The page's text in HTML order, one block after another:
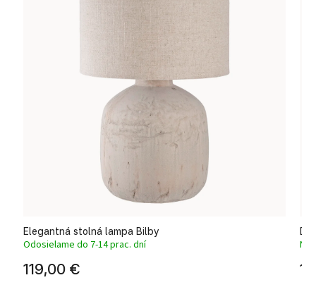
Elegantná stolná lampa Bilby
Odosielame do 7-14 prac. dní
119,00 €
Na